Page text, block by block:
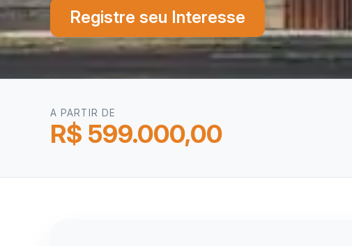
Registre seu Interesse
A PARTIR DE
R$ 599.000,00